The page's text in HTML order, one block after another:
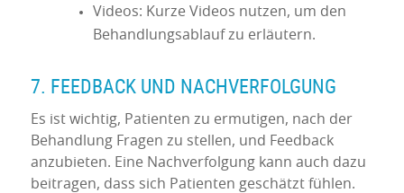
Videos: Kurze Videos nutzen, um den
Behandlungsablauf zu erläutern.
7. FEEDBACK UND NACHVERFOLGUNG
Es ist wichtig, Patienten zu ermutigen, nach der
Behandlung Fragen zu stellen, und Feedback
anzubieten. Eine Nachverfolgung kann auch dazu
beitragen, dass sich Patienten geschätzt fühlen.